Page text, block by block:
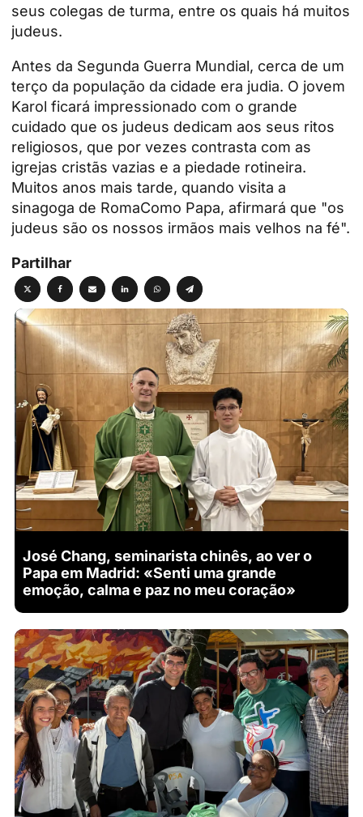
seus colegas de turma, entre os quais há muitos
judeus.
Antes da Segunda Guerra Mundial, cerca de um
terço da população da cidade era judia. O jovem
Karol ficará impressionado com o grande
cuidado que os judeus dedicam aos seus ritos
religiosos, que por vezes contrasta com as
igrejas cristãs vazias e a piedade rotineira.
Muitos anos mais tarde, quando visita a
sinagoga de RomaComo Papa, afirmará que "os
judeus são os nossos irmãos mais velhos na fé".
Partilhar
José Chang, seminarista chinês, ao ver o
Papa em Madrid: «Senti uma grande
emoção, calma e paz no meu coração»